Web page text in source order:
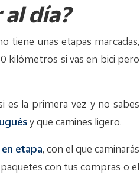
día?
tiene unas etapas marcadas,
kilómetros si vas en bici pero
es la primera vez y no sabes
y que camines ligero.
etapa, con el que caminarás
con tus compras o el